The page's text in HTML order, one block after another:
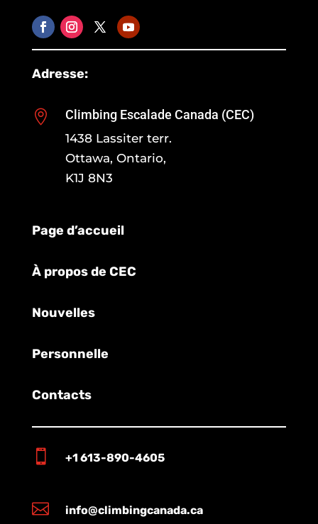
Adresse:
 Climbing Escalade Canada (CEC)
1438 Lassiter terr.
Ottawa, Ontario,
K1J 8N3
Page d’accueil
À propos de CEC
Nouvelles
Personnelle
Contacts
 +1 613-890-4605
 info@climbingcanada.ca